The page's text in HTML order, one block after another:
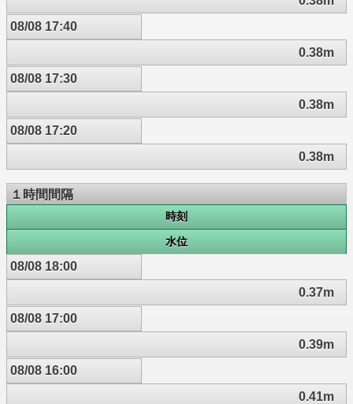
08/08 17:40
0.38m
08/08 17:30
0.38m
08/08 17:20
0.38m
１時間間隔
時刻
水位
08/08 18:00
0.37m
08/08 17:00
0.39m
08/08 16:00
0.41m